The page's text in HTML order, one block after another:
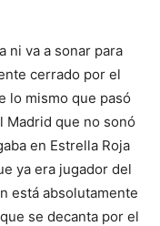
ni va a sonar para
cerrado por el
lo mismo que pasó
Madrid que no sonó
en Estrella Roja
ya era jugador del
está absolutamente
se decanta por el